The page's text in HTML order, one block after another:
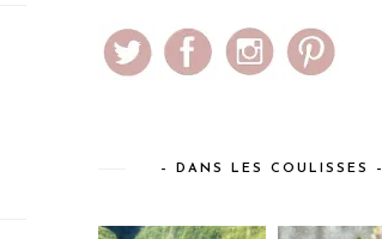
– DANS LES COULISSES –